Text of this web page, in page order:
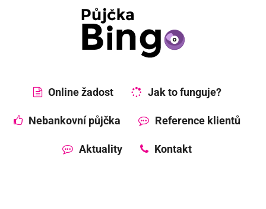
Online žadost Jak to funguje?
Nebankovní půjčka Reference klientů
Aktuality Kontakt